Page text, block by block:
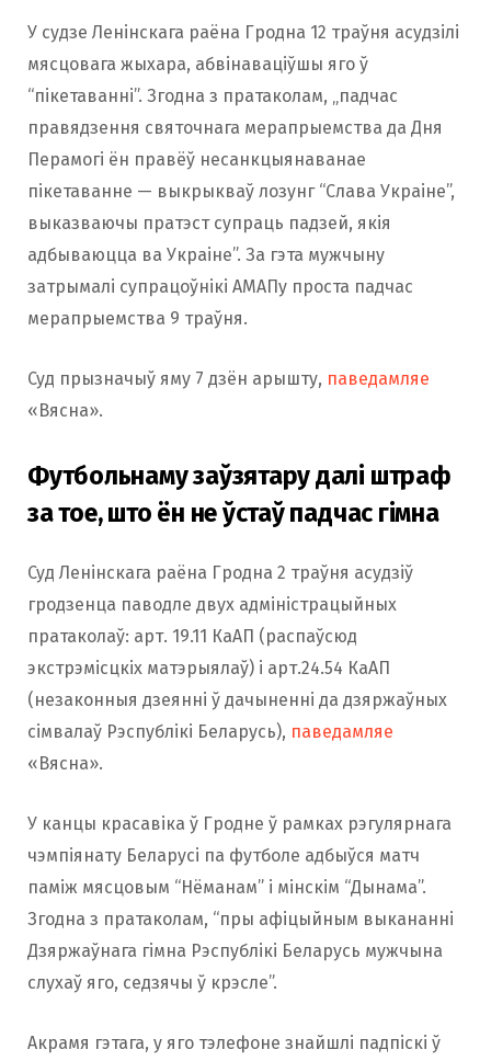
У судзе Ленінскага раёна Гродна 12 траўня асудзілі
мясцовага жыхара, абвінаваціўшы яго ў
“пікетаванні”. Згодна з пратаколам, „падчас
правядзення святочнага мерапрыемства да Дня
Перамогі ён правёў несанкцыянаванае
пікетаванне — выкрыкваў лозунг “Слава Украіне”,
выказваючы пратэст супраць падзей, якія
адбываюцца ва Украіне”. За гэта мужчыну
затрымалі супрацоўнікі АМАПу проста падчас
мерапрыемства 9 траўня.
Суд прызначыў яму 7 дзён арышту, паведамляе
«Вясна».
Футбольнаму заўзятару далі штраф
за тое, што ён не ўстаў падчас гімна
Суд Ленінскага раёна Гродна 2 траўня асудзіў
гродзенца паводле двух адміністрацыйных
пратаколаў: арт. 19.11 КаАП (распаўсюд
экстрэмісцкіх матэрыялаў) і арт.24.54 КаАП
(незаконныя дзеянні ў дачыненні да дзяржаўных
сімвалаў Рэспублікі Беларусь), паведамляе
«Вясна».
У канцы красавіка ў Гродне ў рамках рэгулярнага
чэмпіянату Беларусі па футболе адбыўся матч
паміж мясцовым “Нёманам” і мінскім “Дынама”.
Згодна з пратаколам, “пры афіцыйным выкананні
Дзяржаўнага гімна Рэспублікі Беларусь мужчына
слухаў яго, седзячы ў крэсле”.
Акрамя гэтага, у яго тэлефоне знайшлі падпіскі ў